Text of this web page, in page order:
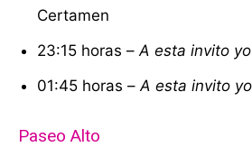
Certamen
23:15 horas – A esta invito yo
01:45 horas – A esta invito yo
Paseo Alto